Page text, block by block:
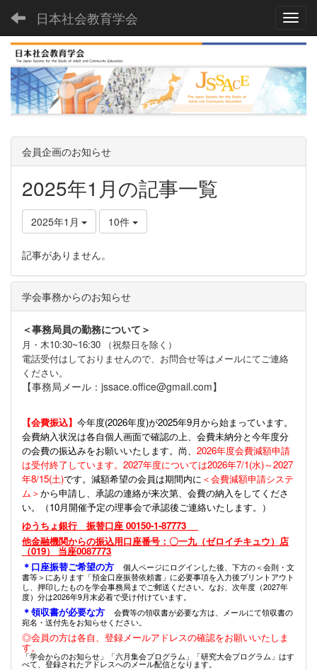
日本社会教育学会
会員企画のお知らせ
2025年1月の記事一覧
2025年1月 10件
記事がありません。
学会事務からのお知らせ
＜事務局員の勤務について＞
月・木10:30~16:30 （祝祭日を除く）
電話受付はしておりませんので、お問合せ等はメールにてご連絡
ください。
【事務局メール：jssace.office@gmail.com】
【会費振込】 今年度(2026年度)が2025年9月から始まっています。
会費納入状況は各自個人画面で確認の上、会費未納分と今年度分
の会費の振込みをお願いいたします。尚、 2026年度会費減額申請
は受付終了しています。2027年度については2026年7/1(水)～2027
年8/15(土)です。減額希望の会員は期間内に ＜会費減額申請システ
ム＞から申請し、承認の連絡が来次第、会費の納入をしてくださ
い。（10月開催予定の理事会で承認後ご連絡いたします。）
ゆうちょ銀行 振替口座 00150-1-87773
他金融機関からの振込用口座番号：〇一九（ゼロイチキュウ）店
（019） 当座0087773
＊口座振替ご希望の方
個人ページにログインした後、下方の＜会則・文
書等＞にあります「預金口座振替依頼書」に必要事項を入力後プリントアウト
し、押印したものを学会事務局までご郵送ください。なお、次年度（2027年
度）分は2026年9月末必着で受け付けています。
＊領収書が必要な方
会費等の領収書が必要な方は、メールにて領収書の
宛名・送付先をお知らせください。
◎会員の方は各自、登録メールアドレスの確認をお願いいたしま
す。
「学会からのお知らせ」「六月集会プログラム」「研究大会プログラム」はす
べて、登録されたアドレスへのメール配信となります。